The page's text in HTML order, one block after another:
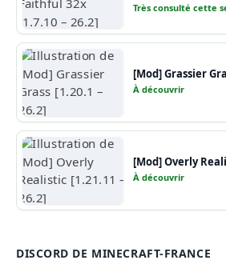
Très consulté cette
[Mod] Grassier
À découvrir
[Mod] Overly
À découvrir
DISCORD DE MINECRAFT-FRANCE